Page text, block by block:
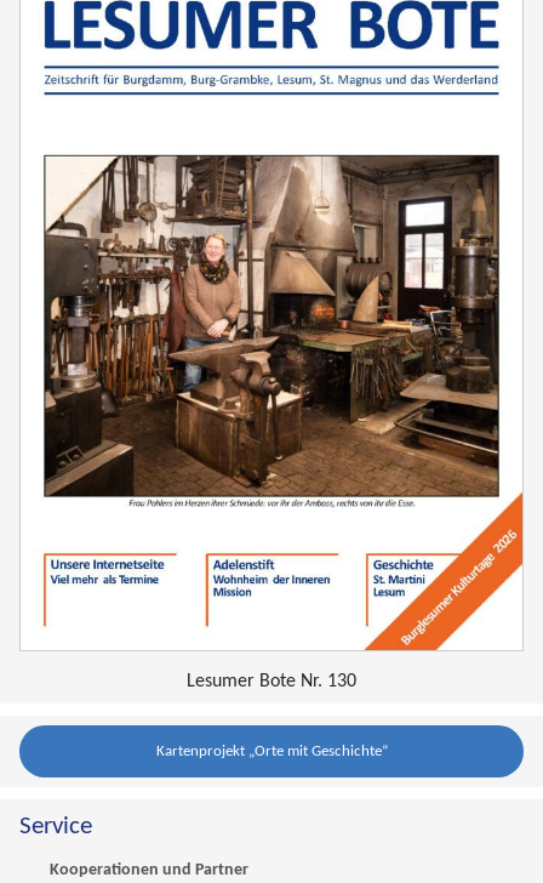
Lesumer Bote Nr. 130
Kartenprojekt „Orte mit Geschichte“
Service
Kooperationen und Partner